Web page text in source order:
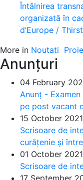
Întâlnirea
organizată în
d’Europe /
More in Noutati
Anunțuri
04 February
Anunț -
pe post vacant
15 October 2021
Scrisoare de
curățenie și
01 October 2021
Scrisoare de